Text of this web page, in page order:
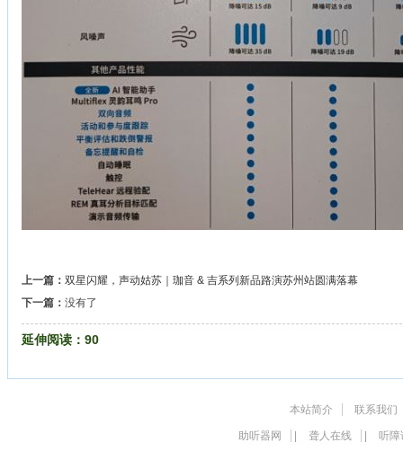
上一篇： 双星闪耀，声动姑苏｜珈音 & 吉系列新品路演苏州站圆满落幕
下一篇： 没有了
延伸阅读： 90
本站简介 联系我们
助听器网 聋人在线
听障